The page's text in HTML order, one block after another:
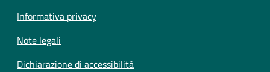
Informativa privacy
Note legali
Dichiarazione di accessibilità